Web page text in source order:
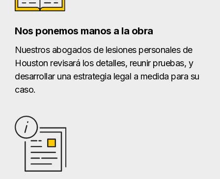
Nos ponemos manos a la obra
Nuestros abogados de lesiones personales de
Houston revisará los detalles, reunir pruebas, y
desarrollar una estrategia legal a medida para su
caso.